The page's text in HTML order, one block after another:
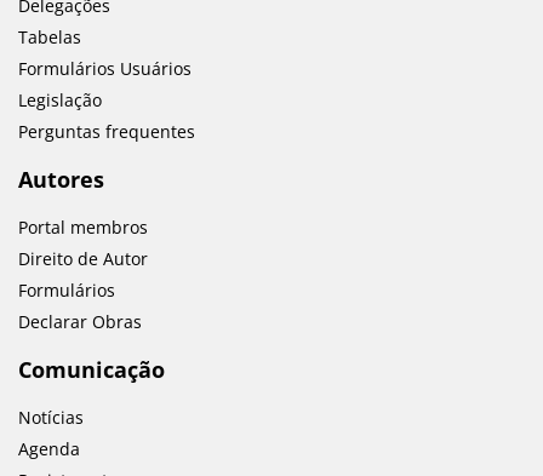
Delegações
Tabelas
Formulários Usuários
Legislação
Perguntas frequentes
Autores
Portal membros
Direito de Autor
Formulários
Declarar Obras
Comunicação
Notícias
Agenda